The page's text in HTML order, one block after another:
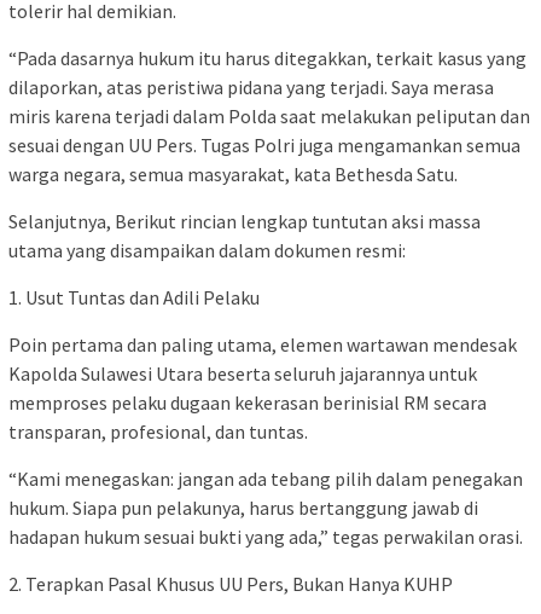
tolerir hal demikian.
“Pada dasarnya hukum itu harus ditegakkan, terkait kasus yang
dilaporkan, atas peristiwa pidana yang terjadi. Saya merasa
miris karena terjadi dalam Polda saat melakukan peliputan dan
sesuai dengan UU Pers. Tugas Polri juga mengamankan semua
warga negara, semua masyarakat, kata Bethesda Satu.
Selanjutnya, Berikut rincian lengkap tuntutan aksi massa
utama yang disampaikan dalam dokumen resmi:
1. Usut Tuntas dan Adili Pelaku
Poin pertama dan paling utama, elemen wartawan mendesak
Kapolda Sulawesi Utara beserta seluruh jajarannya untuk
memproses pelaku dugaan kekerasan berinisial RM secara
transparan, profesional, dan tuntas.
“Kami menegaskan: jangan ada tebang pilih dalam penegakan
hukum. Siapa pun pelakunya, harus bertanggung jawab di
hadapan hukum sesuai bukti yang ada,” tegas perwakilan orasi.
2. Terapkan Pasal Khusus UU Pers, Bukan Hanya KUHP